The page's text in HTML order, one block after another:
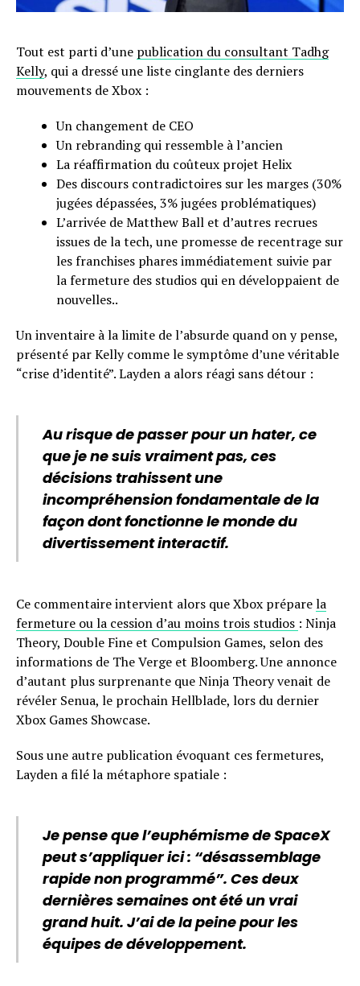
Tout est parti d’une publication du consultant Tadhg
Kelly, qui a dressé une liste cinglante des derniers
mouvements de Xbox :
Un changement de CEO
Un rebranding qui ressemble à l’ancien
La réaffirmation du coûteux projet Helix
Des discours contradictoires sur les marges (30%
jugées dépassées, 3% jugées problématiques)
L’arrivée de Matthew Ball et d’autres recrues
issues de la tech, une promesse de recentrage sur
les franchises phares immédiatement suivie par
la fermeture des studios qui en développaient de
nouvelles..
Un inventaire à la limite de l’absurde quand on y pense,
présenté par Kelly comme le symptôme d’une véritable
“crise d’identité”. Layden a alors réagi sans détour :
Au risque de passer pour un hater, ce
que je ne suis vraiment pas, ces
décisions trahissent une
incompréhension fondamentale de la
façon dont fonctionne le monde du
divertissement interactif.
Ce commentaire intervient alors que Xbox préparela
fermeture ou la cession d’au moins trois studios : Ninja
Theory, Double Fine et Compulsion Games, selon des
informations de The Verge et Bloomberg. Une annonce
d’autant plus surprenante que Ninja Theory venait de
révéler Senua, le prochain Hellblade, lors du dernier
Xbox Games Showcase.
Sous une autre publication évoquant ces fermetures,
Layden a filé la métaphore spatiale :
Je pense que l’euphémisme de SpaceX
peut s’appliquer ici : “désassemblage
rapide non programmé”. Ces deux
dernières semaines ont été un vrai
grand huit. J’ai de la peine pour les
équipes de développement.